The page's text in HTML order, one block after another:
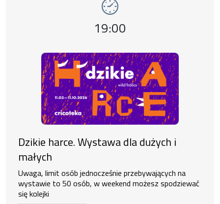
Godzina wydarzenia,
19:00
Dzikie harce. Wystawa dla dużych i
małych
Uwaga, limit osób jednocześnie przebywających na
wystawie to 50 osób, w weekend możesz spodziewać
się kolejki